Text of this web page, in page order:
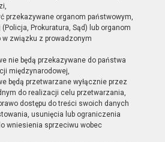
przekazywane organom państwowym,
Prokuratura, Sąd) lub organom
związku z prowadzonym
nie będą przekazywane do państwa
międzynarodowej,
będą przetwarzane wyłącznie przez
do realizacji celu przetwarzania,
dostępu do treści swoich danych
usunięcia lub ograniczenia
wniesienia sprzeciwu wobec